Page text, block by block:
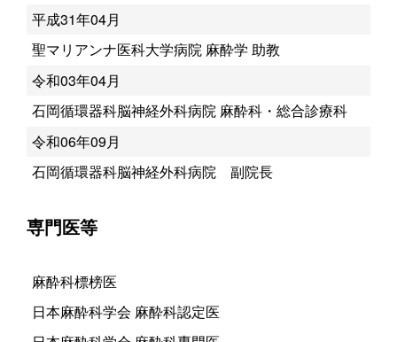
平成31年04月
聖マリアンナ医科大学病院 麻酔学 助教
令和03年04月
石岡循環器科脳神経外科病院 麻酔科・総合診療科
令和06年09月
石岡循環器科脳神経外科病院 副院長
専門医等
麻酔科標榜医
日本麻酔科学会 麻酔科認定医